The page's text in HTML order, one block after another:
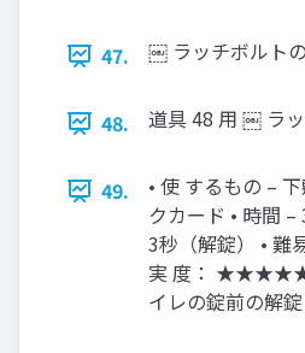
47. ￼ ラッチボルト
48. 道具 48 用 ￼ ラ
49.
• 使 するもの –
クカード • 時間
3秒（解錠） •
実 度： ★★★★★
イレの錠前の解錠